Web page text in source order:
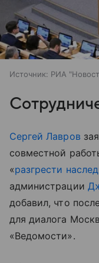
Источник: РИА
Сергей Лавров
совместной
«разгрести
администрации
добавил, что
для диалога
«Ведомости».